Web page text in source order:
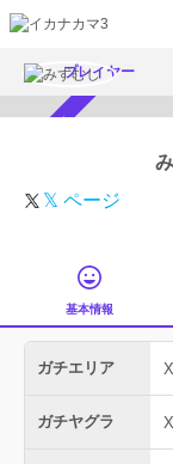
プレイヤー
𝕏 ページ
基本情報
ガチエリア X
ガチヤグラ X